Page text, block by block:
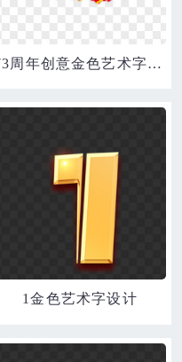
73周年创意金色艺术字简约设计
1金色艺术字设计